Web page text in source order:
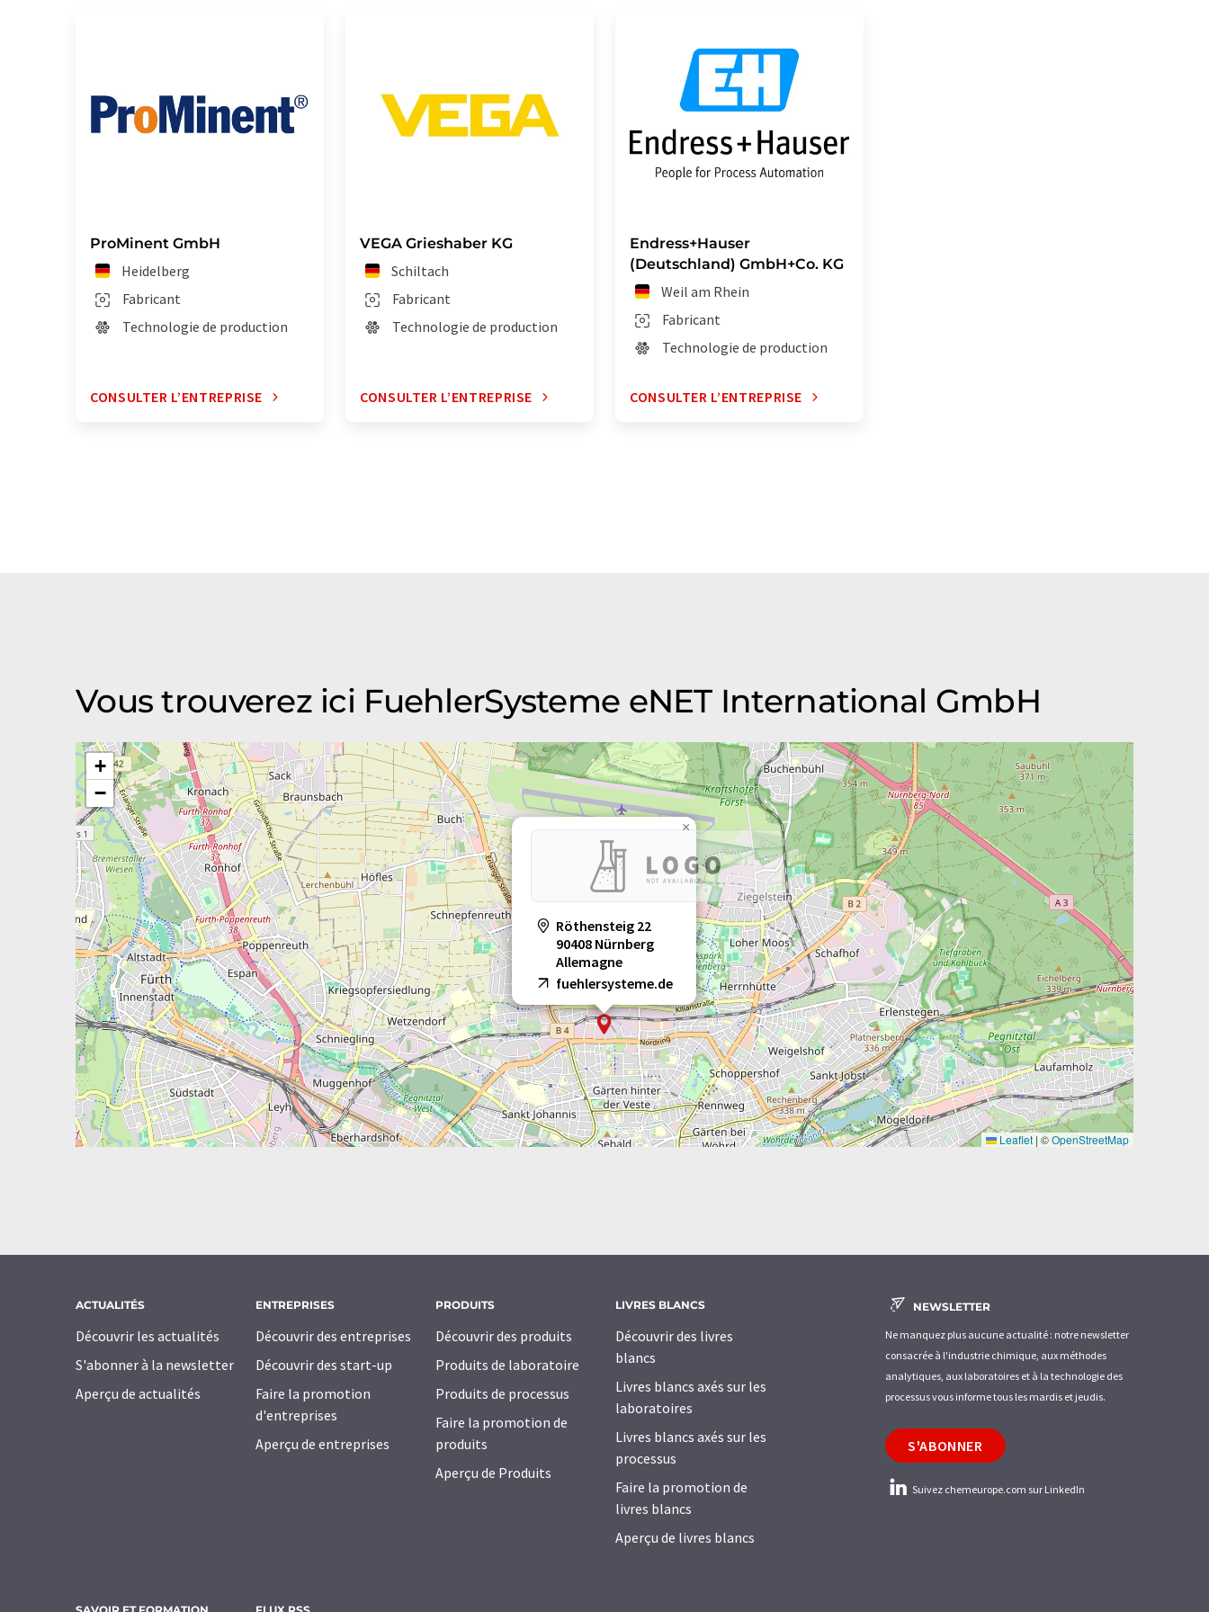
ProMinent GmbH
Heidelberg
Fabricant
Technologie de production
CONSULTER L’ENTREPRISE
VEGA Grieshaber KG
Schiltach
Fabricant
Technologie de production
CONSULTER L’ENTREPRISE
Endress+Hauser
(Deutschland) GmbH+Co. KG
Weil am Rhein
Fabricant
Technologie de production
CONSULTER L’ENTREPRISE
Vous trouverez ici FuehlerSysteme eNET International GmbH
Röthensteig 22
90408 Nürnberg
Allemagne
fuehlersysteme.de
×
+
−
Leaflet | ©OpenStreetMap
ACTUALITÉS
Découvrir les actualités
S'abonner à la newsletter
Aperçu de actualités
ENTREPRISES
Découvrir des entreprises
Découvrir des start-up
Faire la promotion
d'entreprises
Aperçu de entreprises
PRODUITS
Découvrir des produits
Produits de laboratoire
Produits de processus
Faire la promotion de
produits
Aperçu de Produits
LIVRES BLANCS
Découvrir des livres
blancs
Livres blancs axés sur les
laboratoires
Livres blancs axés sur les
processus
Faire la promotion de
livres blancs
Aperçu de livres blancs
NEWSLETTER
Ne manquez plus aucune actualité : notre newsletter
consacrée à l'industrie chimique, aux méthodes
analytiques, aux laboratoires et à la technologie des
processus vous informe tous les mardis et jeudis.
S'ABONNER
Suivez chemeurope.com sur LinkedIn